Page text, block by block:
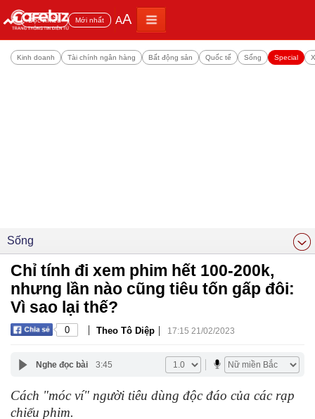
Đọc nhiều Mới nhất AA
Kinh doanh Tài chính ngân hàng Bất động sản Quốc tế Sống Special
Sống
Chỉ tính đi xem phim hết 100-200k,
nhưng lần nào cũng tiêu tốn gấp đôi:
Vì sao lại thế?
0 | Theo Tô Diệp | 17:15 21/02/2023
Nghe đọc bài 3:45
Cách "móc ví" người tiêu dùng độc đáo của các rạp
chiếu phim.